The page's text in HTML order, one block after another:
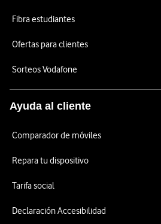
Fibra estudiantes
Ofertas para clientes
Sorteos Vodafone
Ayuda al cliente
Comparador de móviles
Repara tu dispositivo
Tarifa social
Declaración Accesibilidad